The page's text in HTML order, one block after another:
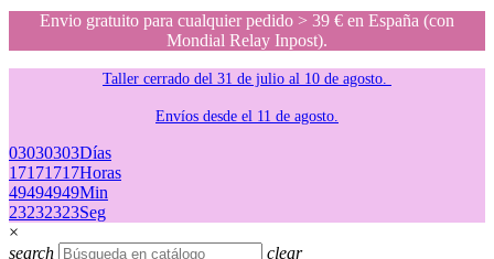
Envio gratuito para cualquier pedido > 39 € en España (con
Mondial Relay Inpost).
Taller cerrado del 31 de julio al 10 de agosto.
Envíos desde el 11 de agosto.
03030303Días
17171717Horas
49494949Min
23232323Seg
×
search
clear